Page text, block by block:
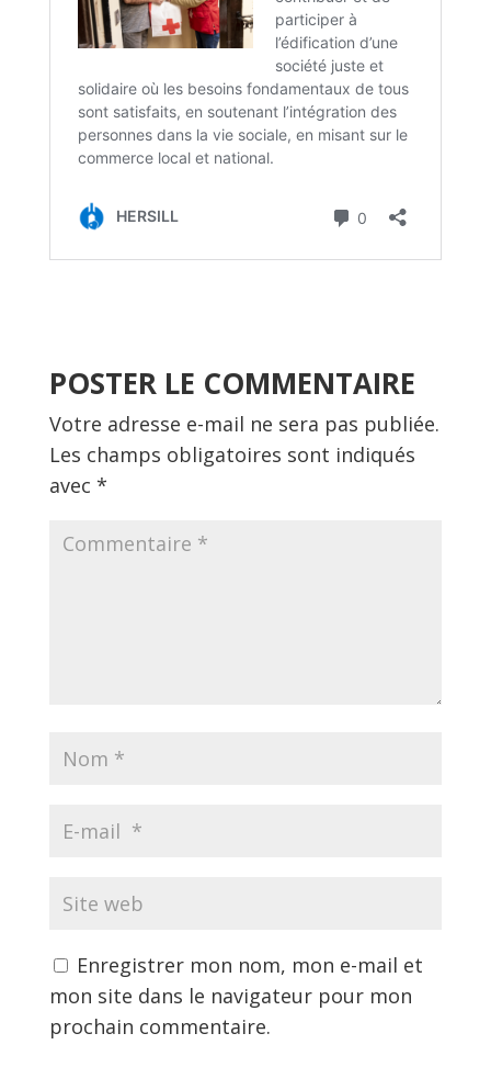
POSTER LE COMMENTAIRE
Votre adresse e-mail ne sera pas publiée.
Les champs obligatoires sont indiqués
avec *
Enregistrer mon nom, mon e-mail et
mon site dans le navigateur pour mon
prochain commentaire.